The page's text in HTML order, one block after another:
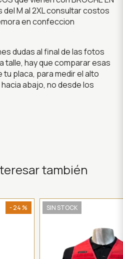
del M al 2XL consultar costos
en confeccion
dudas al final de las fotos
talle, hay que comparar esas
placa, para medir el alto
abajo, no desde los
también
- 24 % SIN STOCK